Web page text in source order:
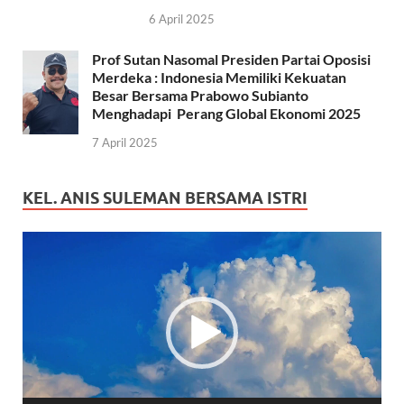
6 April 2025
Prof Sutan Nasomal Presiden Partai Oposisi
Merdeka : Indonesia Memiliki Kekuatan
Besar Bersama Prabowo Subianto
Menghadapi Perang Global Ekonomi 2025
7 April 2025
KEL. ANIS SULEMAN BERSAMA ISTRI